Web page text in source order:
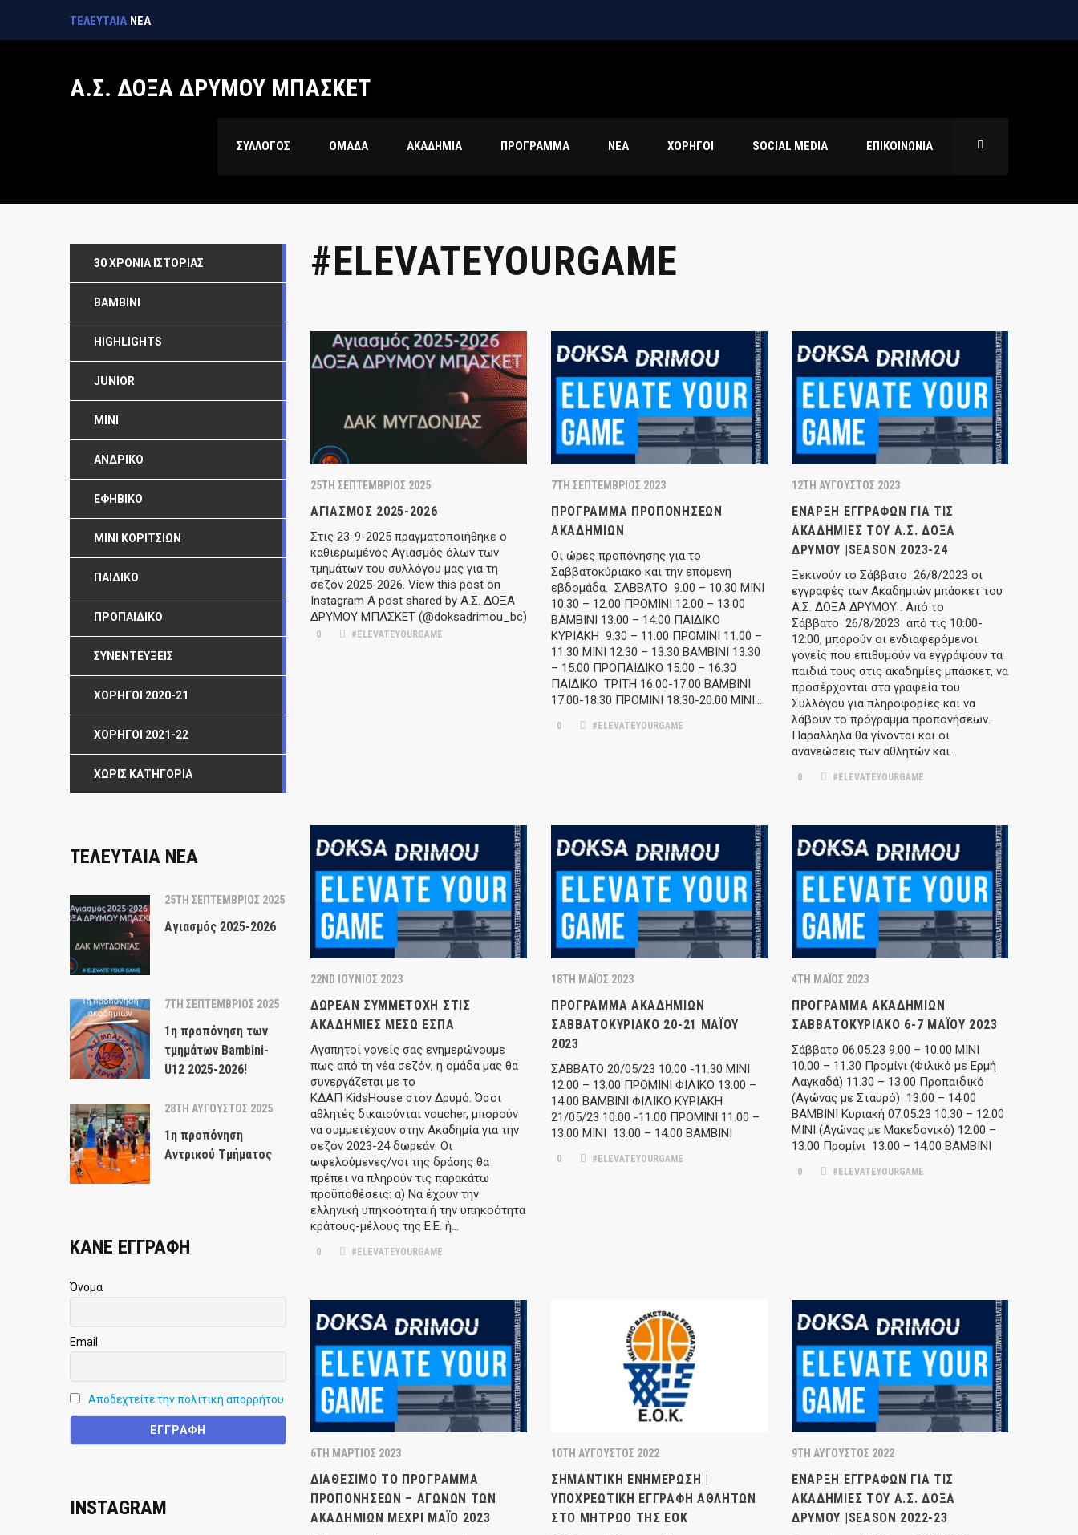
ΤΕΛΕΥΤΑΙΑ ΝΕΑ
Α.Σ. ΔΟΞΑ ΔΡΥΜΟΥ ΜΠΑΣΚΕΤ
ΣΥΛΛΟΓΟΣ ΟΜΑΔΑ ΑΚΑΔΗΜΙΑ ΠΡΟΓΡΑΜΜΑ ΝΕΑ ΧΟΡΗΓΟΙ SOCIAL MEDIA ΕΠΙΚΟΙΝΩΝΙΑ
#ELEVATEYOURGAME
25TH ΣΕΠΤΈΜΒΡΙΟΣ 2025
ΑΓΙΑΣΜΌΣ 2025-2026
Στις 23-9-2025 πραγματοποιήθηκε ο
καθιερωμένος Αγιασμός όλων των
τμημάτων του συλλόγου μας για τη
σεζόν 2025-2026. View this post on
Instagram A post shared by Α.Σ. ΔΟΞΑ
ΔΡΥΜΟΥ ΜΠΑΣΚΕΤ (@doksadrimou_bc)
0 #ELEVATEYOURGAME
7TH ΣΕΠΤΈΜΒΡΙΟΣ 2023
ΠΡΌΓΡΑΜΜΑ ΠΡΟΠΟΝΉΣΕΩΝ
ΑΚΑΔΗΜΙΏΝ
Οι ώρες προπόνησης για το
Σαββατοκύριακο και την επόμενη
εβδομάδα. ΣΑΒΒΑΤΟ 9.00 – 10.30 ΜΙΝΙ
10.30 – 12.00 ΠΡΟΜΙΝΙ 12.00 – 13.00
BAMBINI 13.00 – 14.00 ΠΑΙΔΙΚΟ
ΚΥΡΙΑΚΗ 9.30 – 11.00 ΠΡΟΜΙΝΙ 11.00 –
11.30 ΜΙΝΙ 12.30 – 13.30 BAMBINI 13.30
– 15.00 ΠΡΟΠΑΙΔΙΚΟ 15.00 – 16.30
ΠΑΙΔΙΚΟ ΤΡΙΤΗ 16.00-17.00 BAMBINI
17.00-18.30 ΠΡΟΜΙΝΙ 18.30-20.00 ΜΙΝΙ…
0 #ELEVATEYOURGAME
12TH ΑΎΓΟΥΣΤΟΣ 2023
ΈΝΑΡΞΗ ΕΓΓΡΑΦΏΝ ΓΙΑ ΤΙΣ
ΑΚΑΔΗΜΊΕΣ ΤΟΥ Α.Σ. ΔΌΞΑ
ΔΡΥΜΟΎ |SEASON 2023-24
Ξεκινούν το Σάββατο 26/8/2023 οι
εγγραφές των Ακαδημιών μπάσκετ του
Α.Σ. ΔΟΞΑ ΔΡΥΜΟΥ . Από το
Σάββατο 26/8/2023 από τις 10:00-
12:00, μπορούν οι ενδιαφερόμενοι
γονείς που επιθυμούν να εγγράψουν τα
παιδιά τους στις ακαδημίες μπάσκετ, να
προσέρχονται στα γραφεία του
Συλλόγου για πληροφορίες και να
λάβουν το πρόγραμμα προπονήσεων.
Παράλληλα θα γίνονται και οι
ανανεώσεις των αθλητών και…
0 #ELEVATEYOURGAME
22ND ΙΟΎΝΙΟΣ 2023
ΔΩΡΕΆΝ ΣΥΜΜΕΤΟΧΉ ΣΤΙΣ
ΑΚΑΔΗΜΊΕΣ ΜΈΣΩ ΕΣΠΑ
Αγαπητοί γονείς σας ενημερώνουμε
πως από τη νέα σεζόν, η ομάδα μας θα
συνεργάζεται με το
ΚΔΑΠ KidsHouse στον Δρυμό. Όσοι
αθλητές δικαιούνται voucher, μπορούν
να συμμετέχουν στην Ακαδημία για την
σεζόν 2023-24 δωρεάν. Οι
ωφελούμενες/νοι της δράσης θα
πρέπει να πληρούν τις παρακάτω
προϋποθέσεις: α) Να έχουν την
ελληνική υπηκοότητα ή την υπηκοότητα
κράτους-μέλους της Ε.Ε. ή…
0 #ELEVATEYOURGAME
18TH ΜΆΙΟΣ 2023
ΠΡΌΓΡΑΜΜΑ ΑΚΑΔΗΜΙΏΝ
ΣΑΒΒΑΤΟΚΎΡΙΑΚΟ 20-21 ΜΑΪ́ΟΥ
2023
ΣΑΒΒΑΤΟ 20/05/23 10.00 -11.30 ΜΙΝΙ
12.00 – 13.00 ΠΡΟΜΙΝΙ ΦΙΛΙΚΟ 13.00 –
14.00 ΒΑΜΒΙΝΙ ΦΙΛΙΚΟ ΚΥΡΙΑΚΗ
21/05/23 10.00 -11.00 ΠΡΟΜΙΝΙ 11.00 –
13.00 ΜΙΝΙ 13.00 – 14.00 ΒΑΜΒΙΝΙ
0 #ELEVATEYOURGAME
4TH ΜΆΙΟΣ 2023
ΠΡΌΓΡΑΜΜΑ ΑΚΑΔΗΜΙΏΝ
ΣΑΒΒΑΤΟΚΎΡΙΑΚΟ 6-7 ΜΑΪ́ΟΥ 2023
Σάββατο 06.05.23 9.00 – 10.00 ΜΙΝΙ
10.00 – 11.30 Προμίνι (Φιλικό με Ερμή
Λαγκαδά) 11.30 – 13.00 Προπαιδικό
(Αγώνας με Σταυρό) 13.00 – 14.00
ΒΑΜΒΙΝΙ Κυριακή 07.05.23 10.30 – 12.00
ΜΙΝΙ (Αγώνας με Μακεδονικό) 12.00 –
13.00 Προμίνι 13.00 – 14.00 ΒΑΜΒΙΝΙ
0 #ELEVATEYOURGAME
6TH ΜΆΡΤΙΟΣ 2023
ΔΙΑΘΈΣΙΜΟ ΤΟ ΠΡΌΓΡΑΜΜΑ
ΠΡΟΠΟΝΉΣΕΩΝ – ΑΓΏΝΩΝ ΤΩΝ
ΑΚΑΔΗΜΙΏΝ ΜΈΧΡΙ ΜΆΙΟ 2023
10TH ΑΎΓΟΥΣΤΟΣ 2022
ΣΗΜΑΝΤΙΚΉ ΕΝΗΜΈΡΩΣΗ |
ΥΠΟΧΡΕΩΤΙΚΉ ΕΓΓΡΑΦΉ ΑΘΛΗΤΏΝ
ΣΤΟ ΜΗΤΡΏΟ ΤΗΣ ΕΟΚ
9TH ΑΎΓΟΥΣΤΟΣ 2022
ΈΝΑΡΞΗ ΕΓΓΡΑΦΏΝ ΓΙΑ ΤΙΣ
ΑΚΑΔΗΜΊΕΣ ΤΟΥ Α.Σ. ΔΌΞΑ
ΔΡΥΜΟΎ |SEASON 2022-23
30 ΧΡΌΝΙΑ ΙΣΤΟΡΊΑΣ
BAMBINI
HIGHLIGHTS
JUNIOR
MINI
ΑΝΔΡΙΚΌ
ΕΦΗΒΙΚΌ
ΜΊΝΙ ΚΟΡΙΤΣΙΏΝ
ΠΑΙΔΙΚΌ
ΠΡΟΠΑΙΔΙΚΌ
ΣΥΝΕΝΤΕΎΞΕΙΣ
ΧΟΡΗΓΟΊ 2020-21
ΧΟΡΗΓΟΊ 2021-22
ΧΩΡΊΣ ΚΑΤΗΓΟΡΊΑ
ΤΕΛΕΥΤΑΙΑ ΝΕΑ
25TH ΣΕΠΤΈΜΒΡΙΟΣ 2025
Αγιασμός 2025-2026
7TH ΣΕΠΤΈΜΒΡΙΟΣ 2025
1η προπόνηση των
τμημάτων Bambini-
U12 2025-2026!
28TH ΑΎΓΟΥΣΤΟΣ 2025
1η προπόνηση
Αντρικού Τμήματος
ΚΑΝΕ ΕΓΓΡΑΦΗ
Όνομα
Email
Αποδεχτείτε την πολιτική απορρήτου
INSTAGRAM